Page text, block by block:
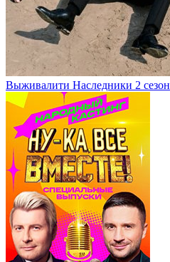
Выживалити Наследники 2 сезон